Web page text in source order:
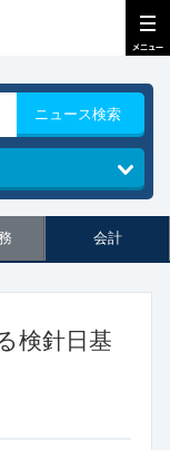
ニュース検索
会計
検針日基